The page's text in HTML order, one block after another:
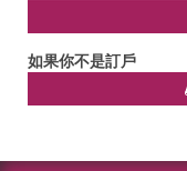
如果你不是訂戶